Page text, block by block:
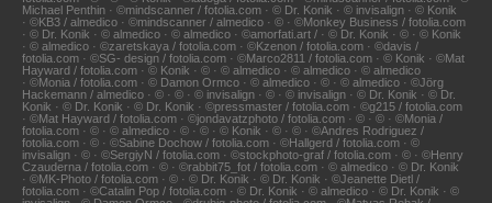
Michael Penthin · ©mindscanner / fotolia.com · © Dr. Konik · © invisalign · © Konik
· ©KB3 / almedico · ©mindscanner / almedico · © · ©Monkey Business / fotolia.com
· © Dr. Konik · © almedico · © almedico · ©amorfati.art / · © Dr. Konik · © · © Konik
· © almedico · ©zaretskaya / fotolia.com · ©Kzenon / fotolia.com · ©davis /
fotolia.com · ©SG- design / fotolia.com · ©Marco2811 / fotolia.com · © Konik · ©Mat
Hayward / fotolia.com · © Konik · © · © almedico · © almedico · © almedico
· ©Monia / fotolia.com · © Damon Ormco · © almedico · © · © almedico · ©Jörg
Hackemann / almedico · © · © · © invisalign · © · © invisalign · © Dr. Konik · © Dr.
Konik · © Dr. Konik · © Dr. Konik · ©pressmaster / fotolia.com · ©g215 / fotolia.com
· ©Mat Hayward / fotolia.com · ©jondavatzphoto / fotolia.com · © · © · ©Monia /
fotolia.com · © · © almedico · © · © · © Konik · © · © · ©Andres Rodriguez /
fotolia.com · © · ©Sabine Dochow / fotolia.com · ©Hallgerd / fotolia.com · ©
invisalign · © · ©SergiyN / fotolia.com · ©stockphoto-graf / fotolia.com · © · ©Henry
Czauderna / fotolia.com · © · ©rabbit75_fot / fotolia.com · © almedico · © Dr. Konik
· ©MK-Photo / fotolia.com · © · © Dr. Konik · © Dr. Konik · ©Jeanette Dietl /
fotolia.com · ©Catalin Pop / fotolia.com · © Dr. Konik · © almedico · © Dr. Konik · ©